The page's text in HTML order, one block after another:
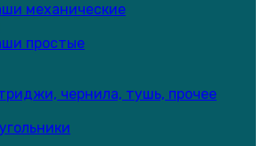
механические
простые
чернила, тушь, прочее